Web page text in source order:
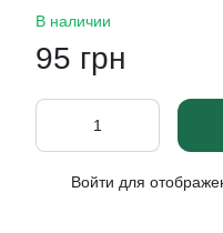
В наличии
95 грн
Войти для